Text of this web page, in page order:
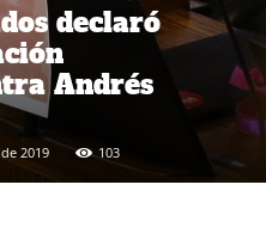
declaró
Andrés
2019 103